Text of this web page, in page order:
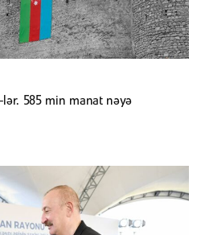
lər. 585 min manat nəyə